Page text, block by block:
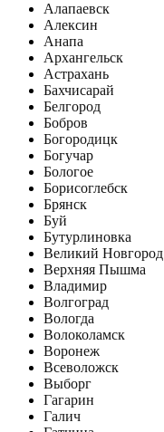
Алапаевск
Алексин
Анапа
Архангельск
Астрахань
Бахчисарай
Белгород
Бобров
Богородицк
Богучар
Бологое
Борисоглебск
Брянск
Буй
Бутурлиновка
Великий Новгород
Верхняя Пышма
Владимир
Волгоград
Вологда
Волоколамск
Воронеж
Всеволожск
Выборг
Гагарин
Галич